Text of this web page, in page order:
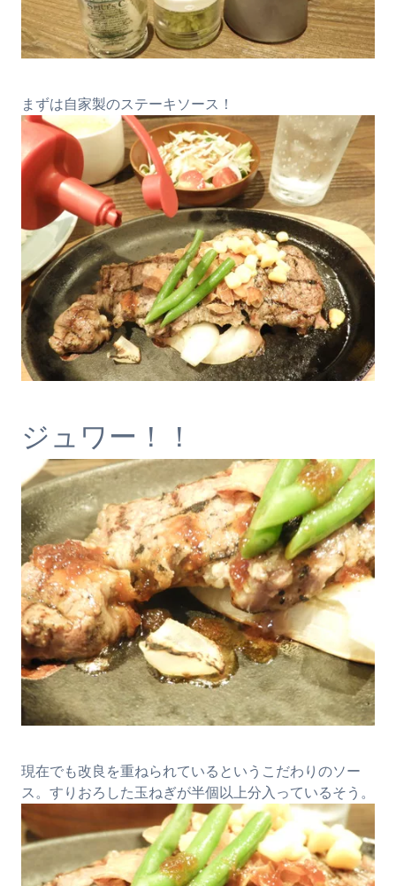
まずは自家製のステーキソース！
ジュワー！！
現在でも改良を重ねられているというこだわりのソー
ス。すりおろした玉ねぎが半個以上分入っているそう。